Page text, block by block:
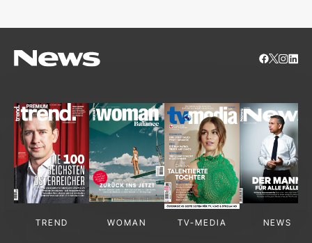
TREND WOMAN TV-MEDIA NEWS